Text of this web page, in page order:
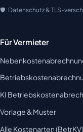
Datenschutz & TLS-
Für Vermieter
KI
Vorlage & Muster
Alle Kostenarten (BetrKV)